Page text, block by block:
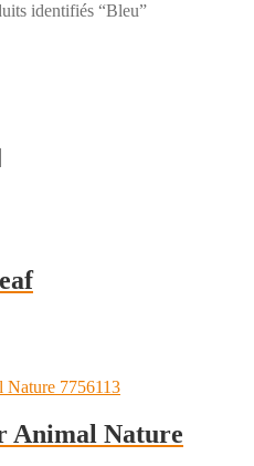
identifiés “Bleu”
Animal Nature